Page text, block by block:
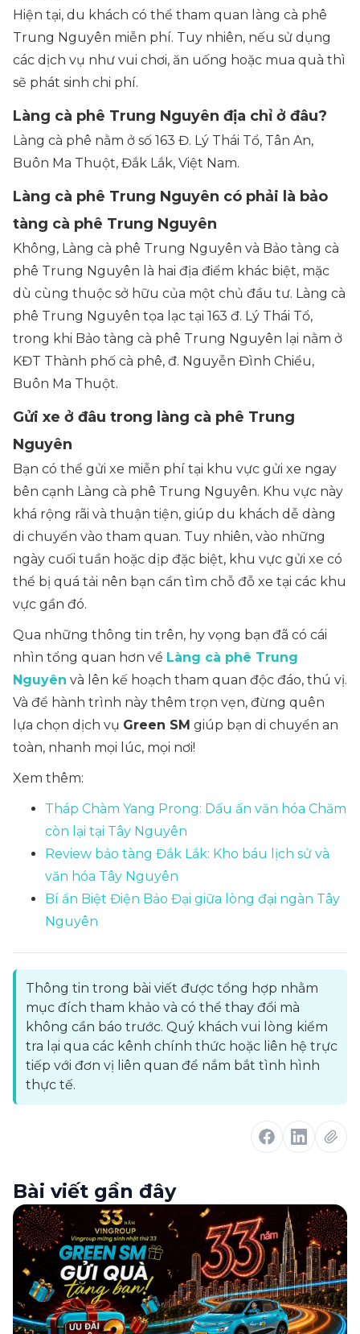
Hiện tại, du khách có thể tham quan làng cà phê
Trung Nguyên miễn phí. Tuy nhiên, nếu sử dụng
các dịch vụ như vui chơi, ăn uống hoặc mua quà thì
sẽ phát sinh chi phí.
Làng cà phê Trung Nguyên địa chỉ ở đâu?
Làng cà phê nằm ở số 163 Đ. Lý Thái Tổ, Tân An,
Buôn Ma Thuột, Đắk Lắk, Việt Nam.
Làng cà phê Trung Nguyên có phải là bảo
tàng cà phê Trung Nguyên
Không, Làng cà phê Trung Nguyên và Bảo tàng cà
phê Trung Nguyên là hai địa điểm khác biệt, mặc
dù cùng thuộc sở hữu của một chủ đầu tư. Làng cà
phê Trung Nguyên tọa lạc tại 163 đ. Lý Thái Tổ,
trong khi Bảo tàng cà phê Trung Nguyên lại nằm ở
KĐT Thành phố cà phê, đ. Nguyễn Đình Chiểu,
Buôn Ma Thuột.
Gửi xe ở đâu trong làng cà phê Trung
Nguyên
Bạn có thể gửi xe miễn phí tại khu vực gửi xe ngay
bên cạnh Làng cà phê Trung Nguyên. Khu vực này
khá rộng rãi và thuận tiện, giúp du khách dễ dàng
di chuyển vào tham quan. Tuy nhiên, vào những
ngày cuối tuần hoặc dịp đặc biệt, khu vực gửi xe có
thể bị quá tải nên bạn cần tìm chỗ đỗ xe tại các khu
vực gần đó.
Qua những thông tin trên, hy vọng bạn đã có cái
nhìn tổng quan hơn về Làng cà phê Trung
Nguyên và lên kế hoạch tham quan độc đáo, thú vị.
Và để hành trình này thêm trọn vẹn, đừng quên
lựa chọn dịch vụ Green SM giúp bạn di chuyển an
toàn, nhanh mọi lúc, mọi nơi!
Xem thêm:
Tháp Chàm Yang Prong: Dấu ấn văn hóa Chăm
còn lại tại Tây Nguyên
Review bảo tàng Đắk Lắk: Kho báu lịch sử và
văn hóa Tây Nguyên
Bí ẩn Biệt Điện Bảo Đại giữa lòng đại ngàn Tây
Nguyên
Thông tin trong bài viết được tổng hợp nhằm
mục đích tham khảo và có thể thay đổi mà
không cần báo trước. Quý khách vui lòng kiểm
tra lại qua các kênh chính thức hoặc liên hệ trực
tiếp với đơn vị liên quan để nắm bắt tình hình
thực tế.
Bài viết gần đây